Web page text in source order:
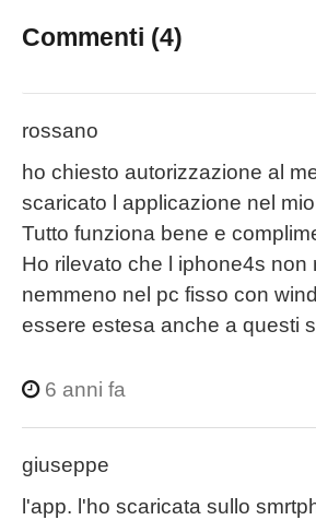
Commenti (4)
rossano
ho chiesto autorizzazione al
scaricato l applicazione nel
Tutto funziona bene e
Ho rilevato che l iphone4s
nemmeno nel pc fisso con
essere estesa anche a questi
6 anni fa
giuseppe
l'app. l'ho scaricata sullo